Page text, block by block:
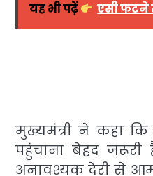
यह भी पढ़ें एसी फटने
मुख्यमंत्री ने कहा
पहुंचाना बेहद जरूरी
अनावश्यक देरी से